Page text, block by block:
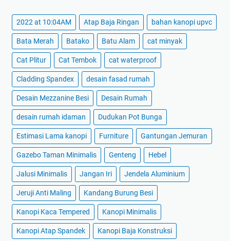
2022 at 10:04AM Atap Baja Ringan bahan kanopi upvc
Bata Merah Batako Batu Alam cat minyak
Cat Plitur Cat Tembok cat waterproof
Cladding Spandex desain fasad rumah
Desain Mezzanine Besi Desain Rumah
desain rumah idaman Dudukan Pot Bunga
Estimasi Lama kanopi Furniture Gantungan Jemuran
Gazebo Taman Minimalis Genteng Hebel
Jalusi Minimalis Jangan Iri Jendela Aluminium
Jeruji Anti Maling Kandang Burung Besi
Kanopi Kaca Tempered Kanopi Minimalis
Kanopi Atap Spandek Kanopi Baja Konstruksi